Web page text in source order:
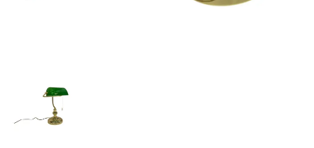
xHSCsINVYL0s.webp